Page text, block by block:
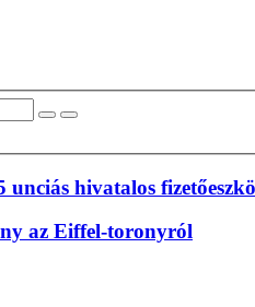
unciás hivatalos
az Eiffel-toronyról